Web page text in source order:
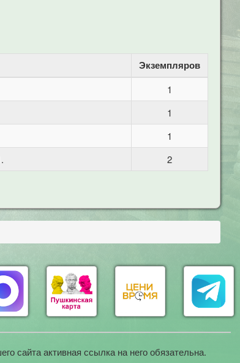
Экземпляров
1
1
1
2
сайта активная ссылка на него обязательна.